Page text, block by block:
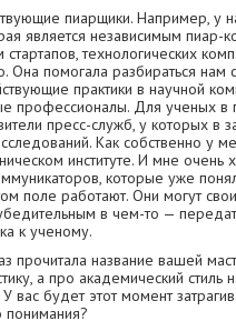
пиарщики. Например, у
является независимым пиар-
технологических
Она помогала разбираться нам
практики в научной
профессионалы. Для ученых в
пресс-служб, у которых в
Как собственно у
институте. И мне очень
которые уже
поле работают. Они могут
в чем-то —
к ученому.
прочитала название вашей
а про академический стиль
вас будет этот момент
понимания?